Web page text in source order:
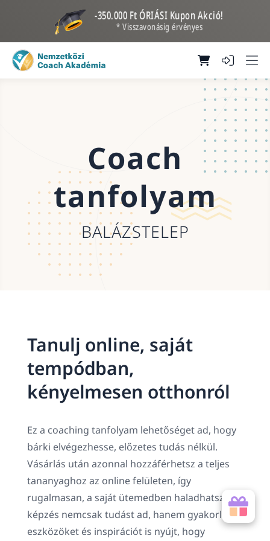
-350.000 Ft ÓRIÁSI Kupon Akció!
* Visszavonásig érvényes
Coach
tanfolyam
BALÁZSTELEP
Tanulj online, saját
tempódban,
kényelmesen otthonról
Ez a coaching tanfolyam lehetőséget ad, hogy
bárki elvégezhesse, előzetes tudás nélkül.
Vásárlás után azonnal hozzáférhetsz a teljes
tananyaghoz az online felületen, így
rugalmasan, a saját ütemedben haladhatsz. A
képzés nemcsak tudást ad, hanem gyakorlati
eszközöket és inspirációt is nyújt, hogy